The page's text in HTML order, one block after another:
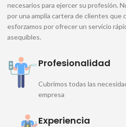
necesarios para ejercer su profesión.
por una amplia cartera de clientes que
esforzamos por ofrecer un servicio
asequibles.
Profesionalidad
Cubrimos todas las
empresa
Experiencia